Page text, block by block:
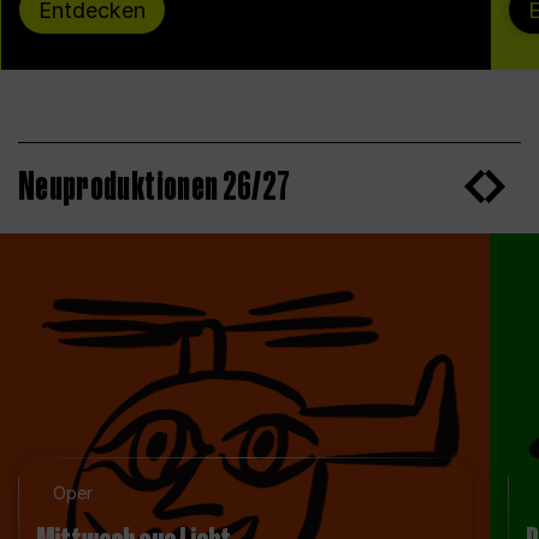
Entdecken
Neuproduktionen 26/27
Oper